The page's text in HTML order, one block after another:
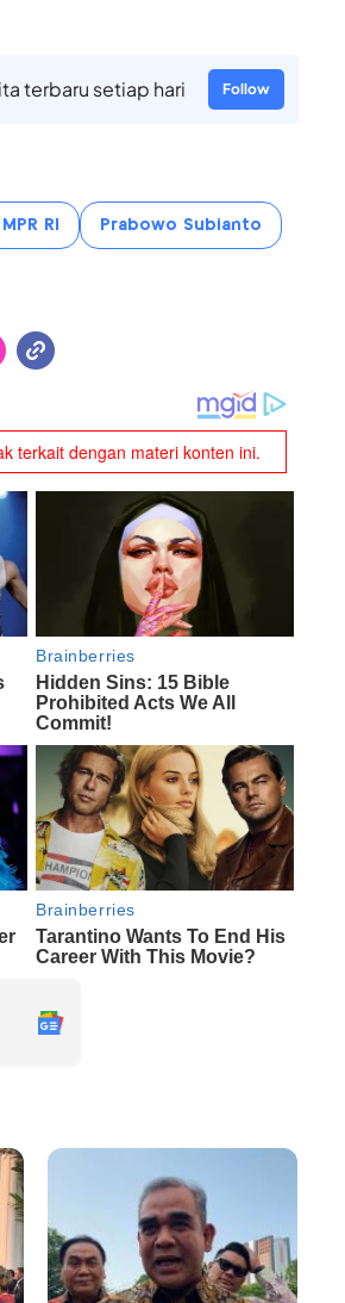
terbaru setiap hari Follow
MPR RI Prabowo Subianto